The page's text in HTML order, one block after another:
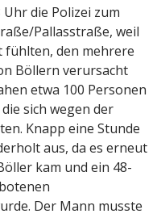
die Polizei zum
Pallasstraße, weil
fühlten, den mehrere
Böllern verursacht
etwa 100 Personen
sich wegen der
Knapp eine Stunde
aus, da es erneut
kam und ein 48-
Der Mann musste